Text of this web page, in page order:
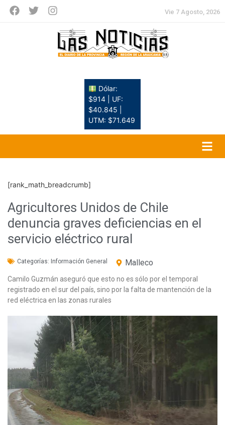
Vie 7 Agosto, 2026
Dólar:
$914 | UF:
$40.845 |
UTM: $71.649
[rank_math_breadcrumb]
Agricultores Unidos de Chile
denuncia graves deficiencias en el
servicio eléctrico rural
Categorías: Información General Malleco
Camilo Guzmán aseguró que esto no es sólo por el temporal
registrado en el sur del país, sino por la falta de mantención de la
red eléctrica en las zonas rurales